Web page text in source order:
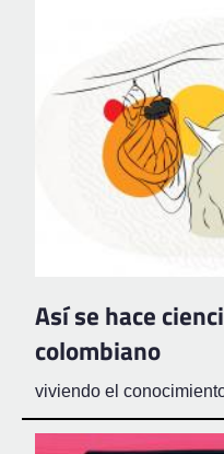
Así se hace
colombiano
viviendo el